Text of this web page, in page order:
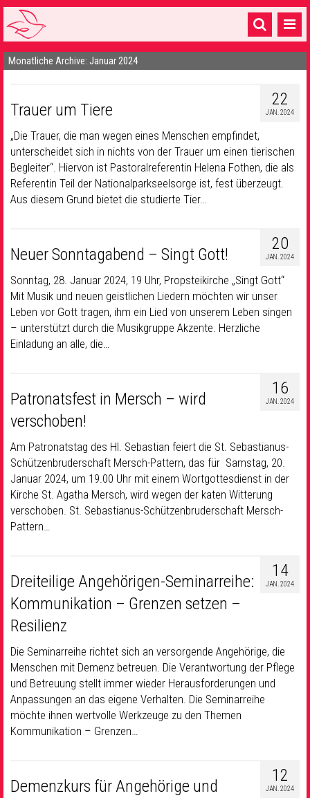
Startseite
16 Gemeinden & mehr
Gottesdienste & Sinnsuche
Sakramente & Feste
Gemeinschaft & Soziales
Seelsorge & Kontakt
Monatliche Archive: Januar 2024
22
JAN. 2024
Trauer um Tiere
„Die Trauer, die man wegen eines Menschen empfindet,
unterscheidet sich in nichts von der Trauer um einen tierischen
Begleiter“. Hiervon ist Pastoralreferentin Helena Fothen, die als
Referentin Teil der Nationalparkseelsorge ist, fest überzeugt.
Aus diesem Grund bietet die studierte Tier…
20
JAN. 2024
Neuer Sonntagabend – Singt Gott!
Sonntag, 28. Januar 2024, 19 Uhr, Propsteikirche „Singt Gott“
Mit Musik und neuen geistlichen Liedern möchten wir unser
Leben vor Gott tragen, ihm ein Lied von unserem Leben singen
– unterstützt durch die Musikgruppe Akzente. Herzliche
Einladung an alle, die…
16
JAN. 2024
Patronatsfest in Mersch – wird
verschoben!
Am Patronatstag des Hl. Sebastian feiert die St. Sebastianus-
Schützenbruderschaft Mersch-Pattern, das für Samstag, 20.
Januar 2024, um 19.00 Uhr mit einem Wortgottesdienst in der
Kirche St. Agatha Mersch, wird wegen der katen Witterung
verschoben. St. Sebastianus-Schützenbruderschaft Mersch-
Pattern…
14
JAN. 2024
Dreiteilige Angehörigen-Seminarreihe:
Kommunikation – Grenzen setzen –
Resilienz
Die Seminarreihe richtet sich an versorgende Angehörige, die
Menschen mit Demenz betreuen. Die Verantwortung der Pflege
und Betreuung stellt immer wieder Herausforderungen und
Anpassungen an das eigene Verhalten. Die Seminarreihe
möchte ihnen wertvolle Werkzeuge zu den Themen
Kommunikation – Grenzen…
12
JAN. 2024
Demenzkurs für Angehörige und